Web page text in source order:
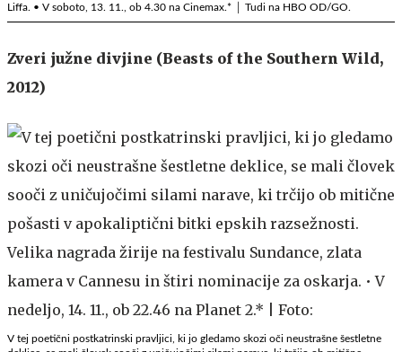
Liffa. • V soboto, 13. 11., ob 4.30 na Cinemax.* │ Tudi na HBO OD/GO.
Zveri južne divjine (Beasts of the Southern Wild,
2012)
V tej poetični postkatrinski pravljici, ki jo gledamo skozi oči neustrašne šestletne